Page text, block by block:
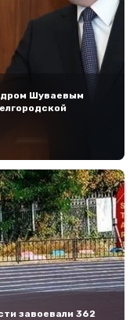
Шуваевым
завоевали 362